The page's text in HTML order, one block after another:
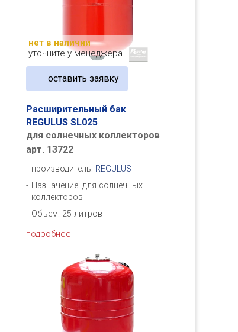
Расширительный бак
REGULUS SL025
для солнечных коллекторов
арт. 13722
производитель: REGULUS
Назначение: для солнечных
коллекторов
Объем: 25 литров
подробнее
нет в наличии
уточните у менеджера
оставить заявку